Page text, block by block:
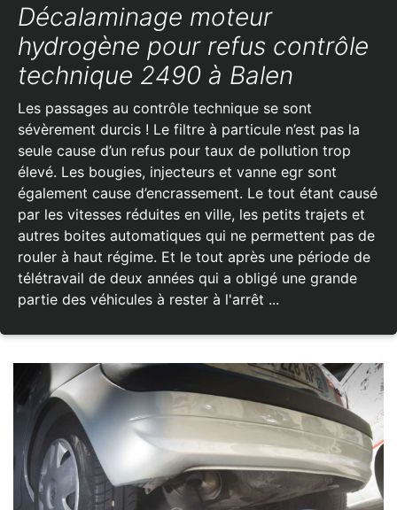
Décalaminage moteur
hydrogène pour refus contrôle
technique 2490 à Balen
Les passages au contrôle technique se sont
sévèrement durcis ! Le filtre à particule n’est pas la
seule cause d’un refus pour taux de pollution trop
élevé. Les bougies, injecteurs et vanne egr sont
également cause d’encrassement. Le tout étant causé
par les vitesses réduites en ville, les petits trajets et
autres boites automatiques qui ne permettent pas de
rouler à haut régime. Et le tout après une période de
télétravail de deux années qui a obligé une grande
partie des véhicules à rester à l'arrêt ...